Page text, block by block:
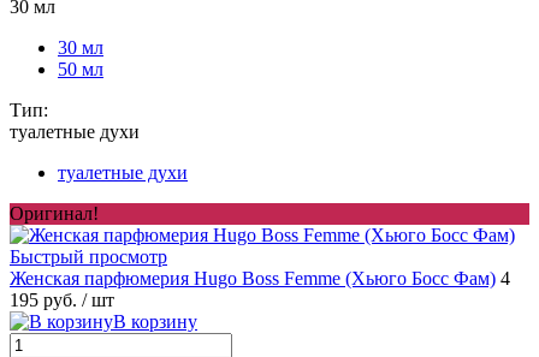
30 мл
30 мл
50 мл
Тип:
туалетные духи
туалетные духи
Оригинал!
Быстрый просмотр
Женская парфюмерия Hugo Boss Femme (Хьюго Босс Фам) 4
195 руб. / шт
В корзину